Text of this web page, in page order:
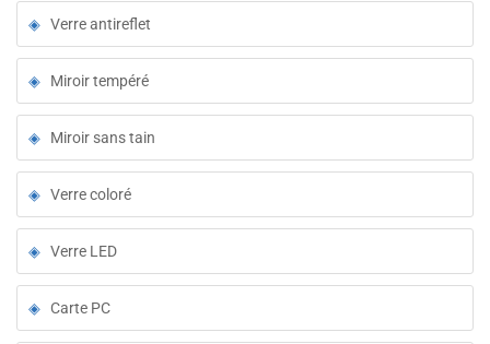
Verre antireflet
Miroir tempéré
Miroir sans tain
Verre coloré
Verre LED
Carte PC